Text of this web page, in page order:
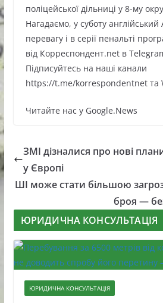
поліцейської дільниці у 8-му
Нагадаємо, у суботу
перевагу і в серії пенальті
від Корреспондент.net в
Підписуйтесь на наші канали
https://t.me/korrespondentnet та
Читайте нас у Google.News
ЗМІ дізналися про нові
у Європі
ШІ може стати більшою
броя —
ЮРИДИЧНА КОНСУЛЬТАЦІЯ
ЮРИДИЧНА КОНСУЛЬТАЦІЯ